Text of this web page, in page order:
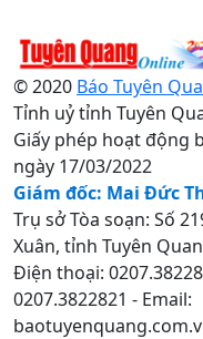
© 2020 Báo Tuyên
Tỉnh uỷ tỉnh Tuyên
Giấy phép hoạt động
ngày 17/03/2022
Giám đốc: Mai Đức
Trụ sở Tòa soạn: Số
Xuân, tỉnh Tuyên
Điện thoại:
0207.3822821 - Email: